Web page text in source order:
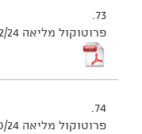
73.
פרוטוקול מליאה 12/24 מיום 24.7.24
74.
פרוטוקול מליאה 10/24 מיום 25.6.24 - נגיש